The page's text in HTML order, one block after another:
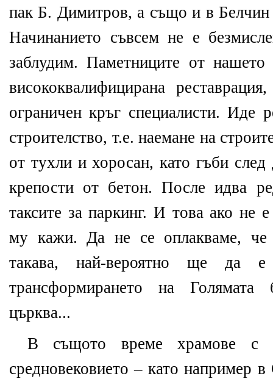
пак Б. Димитров, а също и в
Начинанието съвсем не е
заблудим. Паметниците от
висококвалифицирана
ограничен кръг специалисти. Иде
строителство, т.е. наемане на
от тухли и хоросан, като гъби
крепости от бетон. После идва
таксите за паркинг. И това ако не
му кажи. Да не се оплакваме, че
такава, най-вероятно ще да
трансформирането на Голямата
църква...
В същото време храмове с
средновековието – като например